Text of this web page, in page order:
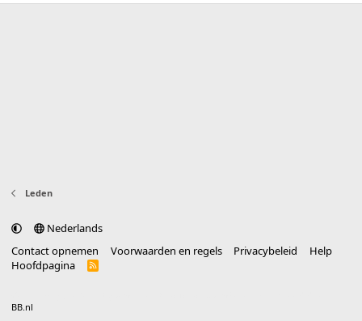
Leden
Nederlands
Contact opnemen
Voorwaarden en regels Privacybeleid
Help
Hoofdpagina
R
BB.nl